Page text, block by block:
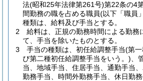
法(昭和25年法律第261号)第22条の4
間勤務の職を占める職員(以下「職員
種類は、給料及び手当とする。
2
給料は、正規の勤務時間による勤務
て、手当を除いたものとする。
3
手当の種類は、初任給調整手当(第
び第二種初任給調整手当をいう。) 、
当、地域手当、住居手当、通勤手当
勤務手当、時間外勤務手当、休日勤